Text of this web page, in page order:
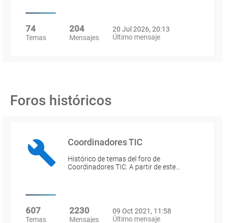
74
Temas
204
Mensajes
20 Jul 2026, 20:13
Último mensaje
Foros históricos
Coordinadores TIC
Histórico de temas del foro de
Coordinadores TIC. A partir de este…
607
Temas
2230
Mensajes
09 Oct 2021, 11:58
Último mensaje